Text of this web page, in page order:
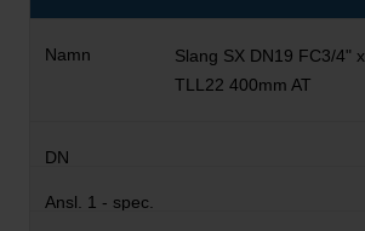
Slang SX DN19 FC3/4" x
TLL22 400mm AT